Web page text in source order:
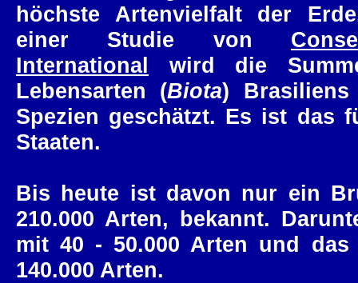
höchste Artenvielfalt der
einer Studie von
International wird die
Lebensarten (Biota)
Spezien geschätzt. Es ist das
Staaten.
Bis heute ist davon nur ein
210.000 Arten, bekannt.
mit 40 - 50.000 Arten und
140.000 Arten.